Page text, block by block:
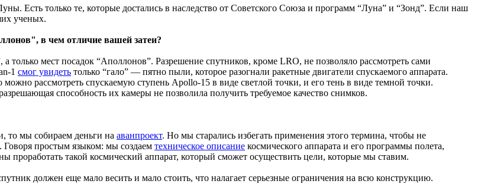
Есть только те, которые достались в наследство от Советского Союза и программ “Луна” и “Зонд”. Если наш
ученых.
в чем отличие вашей затеи?
мест посадок “Аполлонов”. Разрешение спутников, кроме LRO, не позволяло рассмотреть сами
1 смог увидеть только “гало” — пятно пыли, которое разогнали ракетные двигатели спускаемого аппарата.
можно рассмотреть спускаемую ступень Apollo-15 в виде светлой точки, и его тень в виде темной точки.
способность их камеры не позволила получить требуемое качество снимков.
то мы собираем деньги на аванпроект. Но мы старались избегать применения этого термина, чтобы не
Говоря простым языком: мы создаем техническое описание космического аппарата и его программы полета,
такой космический аппарат, который сможет осуществить цели, которые мы ставим.
должен еще мало весить и мало стоить, что налагает серьезные ограничения на всю конструкцию.